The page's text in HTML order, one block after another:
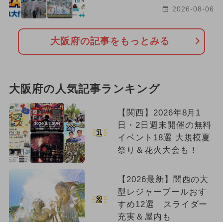
2026-08-06
大阪府の記事をもっとみる
大阪府の人気記事ランキング
1
【関西】2026年8月1
日・2日週末開催の無料
イベント18選 大規模夏
祭り＆花火大会も！
2
【2026最新】関西の大
型レジャープールおす
すめ12選 スライダー
充実＆屋内も